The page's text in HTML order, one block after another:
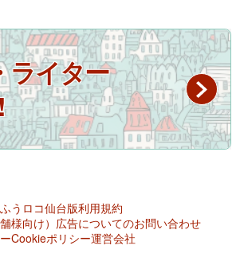
ライター
うロコ仙台版利用規約
様向け） 広告についてのお問い合わせ
Cookieポリシー運営会社